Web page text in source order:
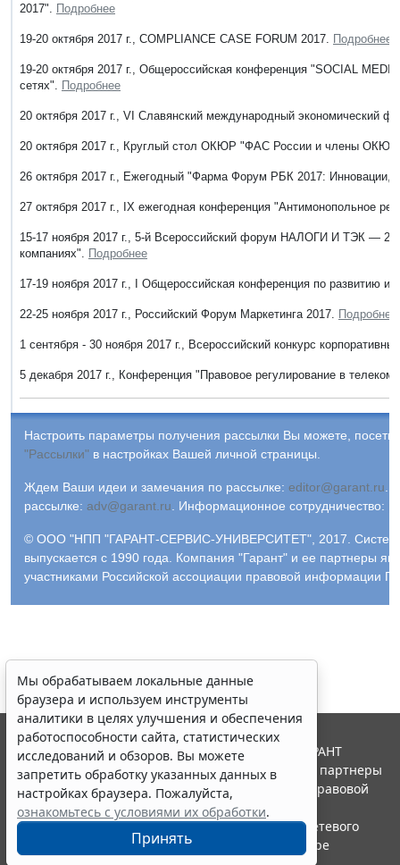
2017". Подробнее
19-20 октября 2017 г., COMPLIANCE CASE FORUM 2017. Подробнее
19-20 октября 2017 г., Общероссийская конференция "SOCIAL
сетях". Подробнее
20 октября 2017 г., VI Славянский международный экономический
20 октября 2017 г., Круглый стол ОКЮР "ФАС России и члены
26 октября 2017 г., Ежегодный "Фарма Форум РБК 2017: Инновации,
27 октября 2017 г., IX ежегодная конференция "Антимонопольное
15-17 ноября 2017 г., 5-й Всероссийский форум НАЛОГИ И ТЭК —
компаниях". Подробнее
17-19 ноября 2017 г., I Общероссийская конференция по развитию
22-25 ноября 2017 г., Российский Форум Маркетинга 2017. Подробнее
1 сентября - 30 ноября 2017 г., Всероссийский конкурс
5 декабря 2017 г., Конференция "Правовое регулирование в
Настроить параметры получения рассылки Вы можете,
"Рассылки" в настройках Вашей личной страницы.
Ждем Ваши идеи и замечания по рассылке: editor@garant.ru
рассылке: adv@garant.ru Информационное сотрудничество:
© ООО "НПП "ГАРАНТ-СЕРВИС-УНИВЕРСИТЕТ", 2017.
выпускается с 1990 года. Компания "Гарант" и ее партнеры
участниками Российской ассоциации правовой информации
Мы обрабатываем локальные данные
браузера и используем инструменты
аналитики в целях улучшения и обеспечения
работоспособности сайта, статистических
исследований и обзоров. Вы можете
запретить обработку указанных данных в
настройках браузера. Пожалуйста,
ознакомьтесь с условиями их обработки.
Принять
© ООО "НПП "ГАРАНТ-СЕРВИС", 2026. Система ГАРАНТ
выпускается с 1990 года. Компания "Гарант" и ее партнеры
являются участниками Российской ассоциации правовой
информации ГАРАНТ.
Портал ГАРАНТ.РУ зарегистрирован в качестве сетевого
издания Федеральной службой по надзору в сфере